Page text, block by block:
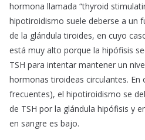
hormona llamada “thyroid
hipotiroidismo suele deberse a un
de la glándula tiroides, en cuyo
está muy alto porque la hipófisis
TSH para intentar mantener un
hormonas tiroideas circulantes.
frecuentes), el hipotiroidismo se
de TSH por la glándula hipófisis y
en sangre es bajo.